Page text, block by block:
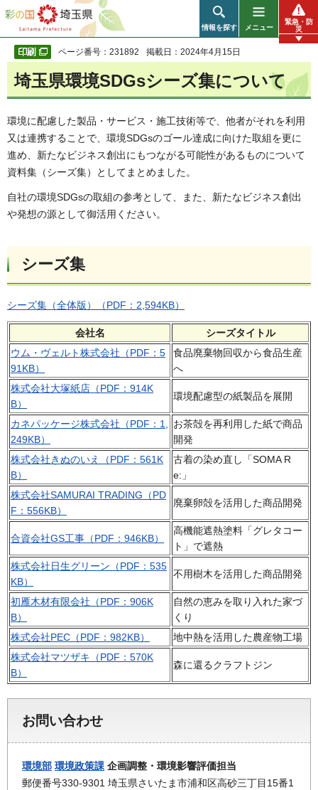
彩の国 埼玉県
情報を探す メニュー
緊急・防
災
ページ番号：231892 掲載日：2024年4月15日
埼玉県環境SDGsシーズ集について
環境に配慮した製品・サービス・施工技術等で、他者がそれを利用
又は連携することで、環境SDGsのゴール達成に向けた取組を更に
進め、新たなビジネス創出にもつながる可能性があるものについて
資料集（シーズ集）としてまとめました。
自社の環境SDGsの取組の参考として、また、新たなビジネス創出
や発想の源として御活用ください。
シーズ集
シーズ集（全体版）（PDF：2,594KB）
会社名
シーズタイトル
ウム・ヴェルト株式会社（PDF：5
91KB）
食品廃棄物回収から食品生産
へ
株式会社大塚紙店（PDF：914K
B）
環境配慮型の紙製品を展開
カネパッケージ株式会社（PDF：1,
249KB）
お茶殻を再利用した紙で商品
開発
株式会社きぬのいえ（PDF：561K
B）
古着の染め直し「SOMA R
e:」
株式会社SAMURAI TRADING（PD
F：556KB）
廃棄卵殻を活用した商品開発
合資会社GS工事（PDF：946KB）
高機能遮熱塗料「グレタコー
ト」で遮熱
株式会社日生グリーン（PDF：535
KB）
不用樹木を活用した商品開発
初雁木材有限会社（PDF：906K
B）
自然の恵みを取り入れた家づ
くり
株式会社PEC（PDF：982KB）
地中熱を活用した農産物工場
株式会社マツザキ（PDF：570K
B）
森に還るクラフトジン
お問い合わせ
環境部 環境政策課 企画調整・環境影響評価担当
郵便番号330-9301 埼玉県さいたま市浦和区高砂三丁目15番1